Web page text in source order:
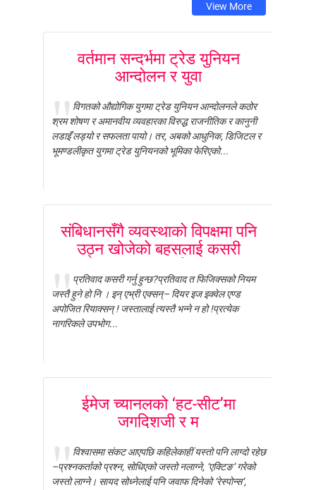
View More
वर्तमान सन्दर्भमा ट्रेड युनियन
आन्दोलन र युवा
विगतको औद्योगिक युगमा ट्रेड युनियन आन्दोलनले कठोर
श्रम शोषण र अमानवीय व्यवहारका विरुद्ध राजनीतिक र कानुनी
लडाइँ लड्यो र सफलता पायो। तर, अबको आधुनिक, डिजिटल र
भूमण्डलीकृत युगमा ट्रेड युनियनको भूमिका फेरिएको...
संबिधानसँगै व्यवस्थाको विपक्षमा पनि
उठ्न खोजेको बहसलाई कसरी
प्रतिवाद कसरी गर्नु हुन्छ?प्रतिवाद त फिजिक्सको नियम
जस्तै हुने हो नि । इन् एभ्री एक्सन्– दियर इज इक्वेल एण्ड
अपोजित रियाक्सन् ! जस्तालाई त्यस्तै भन्ने न हो !प्रत्येक
नागरिकले उपभोग...
ईमेज च्यानलको ‘हट-सीट’मा
जगदिशजी र म
विश्वासमा संकट आएपछि कहिलेकाहीं यस्तो पनि लाग्दो रहेछ
–प्रश्नकर्ताको प्रश्न, सोधिएको जस्तो नलाग्ने, ‘एक्टिङ’ गरेको
जस्तो लाग्ने। सायद सोध्नेलाई पनि जवाफ दिनेको ‘रेस्पोन्स’,